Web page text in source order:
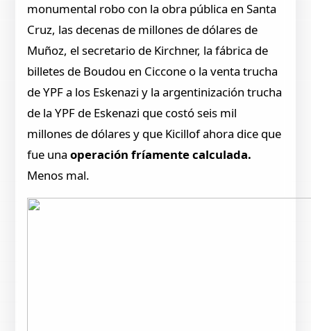
monumental robo con la obra pública en Santa
Cruz, las decenas de millones de dólares de
Muñoz, el secretario de Kirchner, la fábrica de
billetes de Boudou en Ciccone o la venta trucha
de YPF a los Eskenazi y la argentinización trucha
de la YPF de Eskenazi que costó seis mil
millones de dólares y que Kicillof ahora dice que
fue una operación fríamente calculada.
Menos mal.